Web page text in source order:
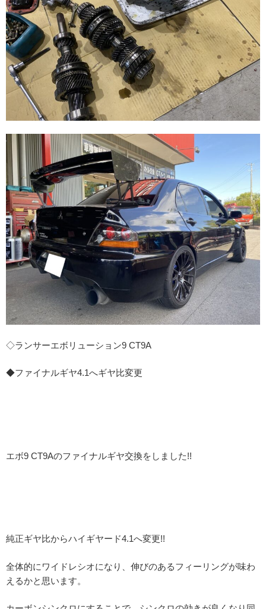
◇ランサーエボリューション9 CT9A
◆ファイナルギヤ4.1へギヤ比変更
エボ9 CT9Aのファイナルギヤ交換をしました!!
純正ギヤ比からハイギヤード4.1へ変更!!
全体的にワイドレシオになり、伸びのあるフィーリングが味わ
えるかと思います。